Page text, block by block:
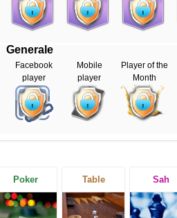
Generale
Facebook
player
Mobile
player
Player of the
Month
Poker Table Sah